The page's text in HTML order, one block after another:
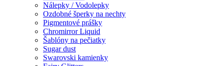
Nálepky / Vodolepky
Ozdobné šperky na nechty
Pigmentové prášky
Chromirror Liquid
Šablóny na pečiatky
Sugar dust
Swarovski kamienky